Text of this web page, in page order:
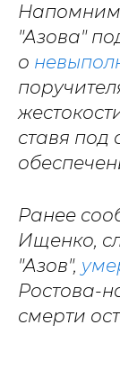
"Азова"
о
ставя под
Ранее
Ищенко,
"Азов",
Ростова-
смерти